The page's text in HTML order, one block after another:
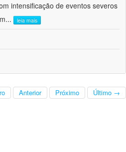
intensificação de eventos severos
... leia mais
Anterior Próximo Último →